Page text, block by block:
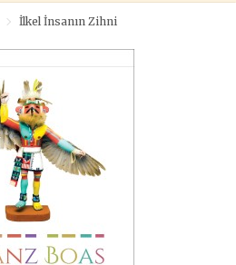
İlkel İnsanın Zihni